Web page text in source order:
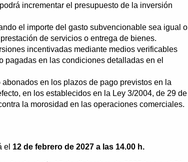
incrementar el presupuesto de la inversión
el importe del gasto subvencionable sea igual o
de servicios o entrega de bienes.
incentivadas mediante medios verificables
pagadas en las condiciones detalladas en el
en los plazos de pago previstos en la
en los establecidos en la Ley 3/2004, de 29 de
la morosidad en las operaciones comerciales.
el 12 de febrero de 2027 a las 14.00 h.